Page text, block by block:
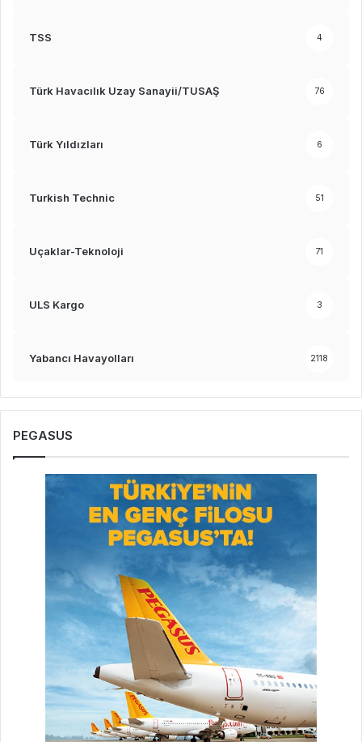
TSS 4
Türk Havacılık Uzay Sanayii/TUSAŞ 76
Türk Yıldızları 6
Turkish Technic 51
Uçaklar-Teknoloji 71
ULS Kargo 3
Yabancı Havayolları 2118
PEGASUS